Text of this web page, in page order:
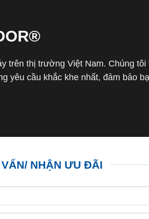
trên thị trường Việt Nam. Chúng tôi
yêu cầu khắc khe nhất, đảm bảo
NHẬN ƯU ĐÃI